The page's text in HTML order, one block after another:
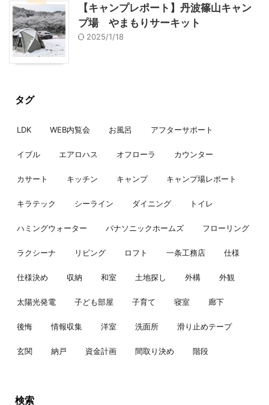
【キャンプレポート】丹波篠山キャン
プ場 やまもりサーキット
2025/1/18
タグ
LDK WEB内覧会 お風呂 アフターサポート
イブル エアロハス オフローラ カウンター
カサート キッチン キャンプ キャンプ場レポート
キラテック シーライン ダイニング トイレ
ハミングウォーター パナソニックホームズ フローリング
ラクシーナ リビング ロフト 一条工務店 仕様
仕様決め 収納 和室 土地探し 外構 外観
太陽光発電 子ども部屋 子育て 寝室 廊下
後悔 情報収集 洋室 洗面所 滑り止めテープ
玄関 納戸 資金計画 間取り決め 階段
検索